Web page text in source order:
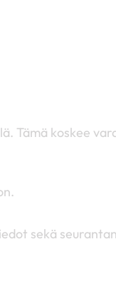
Tämä koskee
sekä